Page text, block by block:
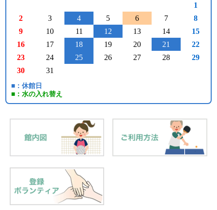
1
2
3 4 5 6 7
8
9
10 11 12 13 14
15
16
17 18 19 20 21
22
23
24 25 26 27 28
29
30
31
■：休館日
■：水の入れ替え